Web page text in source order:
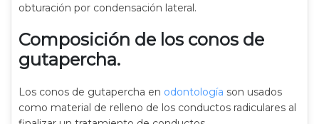
obturación por condensación lateral.
Composición de los conos de
gutapercha.
Los conos de gutapercha en odontología son usados
como material de relleno de los conductos radiculares al